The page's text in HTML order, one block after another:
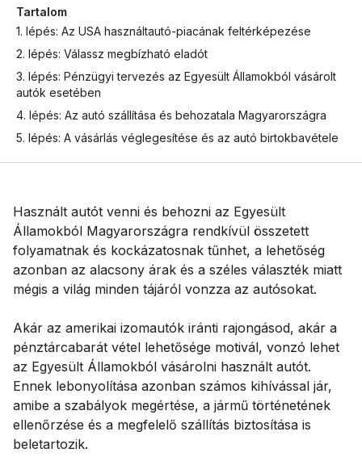
Tartalom
1. lépés: Az USA használtautó-piacának feltérképezése
2. lépés: Válassz megbízható eladót
3. lépés: Pénzügyi tervezés az Egyesült Államokból vásárolt
autók esetében
4. lépés: Az autó szállítása és behozatala Magyarországra
5. lépés: A vásárlás véglegesítése és az autó birtokbavétele
Használt autót venni és behozni az Egyesült
Államokból Magyarországra rendkívül összetett
folyamatnak és kockázatosnak tűnhet, a lehetőség
azonban az alacsony árak és a széles választék miatt
mégis a világ minden tájáról vonzza az autósokat.
Akár az amerikai izomautók iránti rajongásod, akár a
pénztárcabarát vétel lehetősége motivál, vonzó lehet
az Egyesült Államokból vásárolni használt autót.
Ennek lebonyolítása azonban számos kihívással jár,
amibe a szabályok megértése, a jármű történetének
ellenőrzése és a megfelelő szállítás biztosítása is
beletartozik.